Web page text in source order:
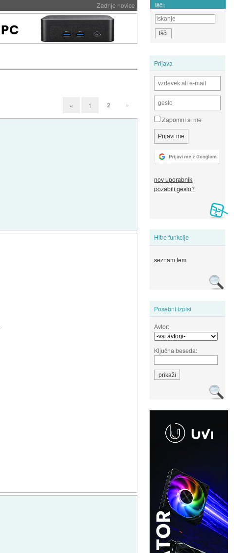
Zadnje novice Išči:
Prijava
Zapomni si me
nov uporabnik
pozabili geslo?
Hitre funkcije
seznam tem
Posebni izpisi
Avtor:
Ključna beseda:
« 1 2 »